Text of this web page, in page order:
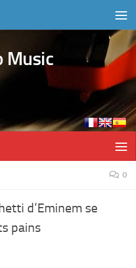
Music
0
d’Eminem se
pains